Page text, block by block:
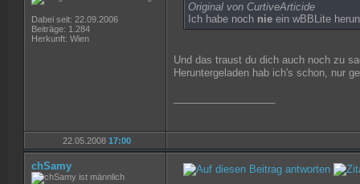
Dabei seit: 22.09.2006
Beiträge: 1.284
Herkunft: Wien
Original von CurtiveArticide
Ich habe noch nieein wBBLite
Und das traust du dich auch noch zu
Heruntergeladen hab ich's schon, nur
22.05.2008 17:00
chSamy